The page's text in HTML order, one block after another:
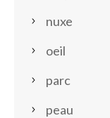
nuxe
oeil
parc
peau